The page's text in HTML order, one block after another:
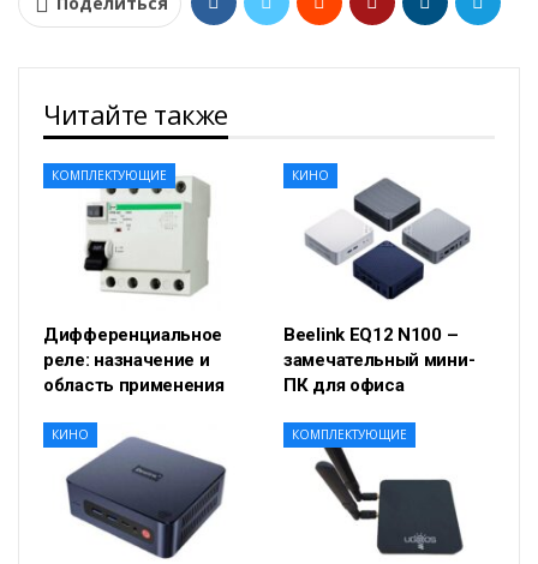
Читайте также
КОМПЛЕКТУЮЩИЕ
Дифференциальное
реле: назначение и
область применения
КИНО
Beelink EQ12 N100 –
замечательный мини-
ПК для офиса
КИНО КОМПЛЕКТУЮЩИЕ